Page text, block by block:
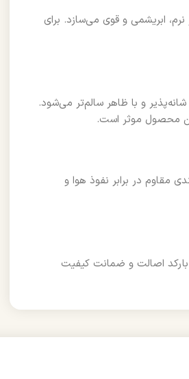
ابریشمی و قوی می‌سازد. برای
و با ظاهر سالم‌تر می‌شود.
محصول موثر است.
12 ماه مصرف شود. بسته‌بندی مقاوم در برابر نفوذ هوا و
اصالت و ضمانت کیفیت